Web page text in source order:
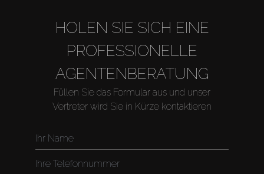
About Us
HOLEN SIE SICH EINE
PROFESSIONELLE
AGENTENBERATUNG
Füllen Sie das Formular aus und unser
Vertreter wird Sie in Kürze kontaktieren